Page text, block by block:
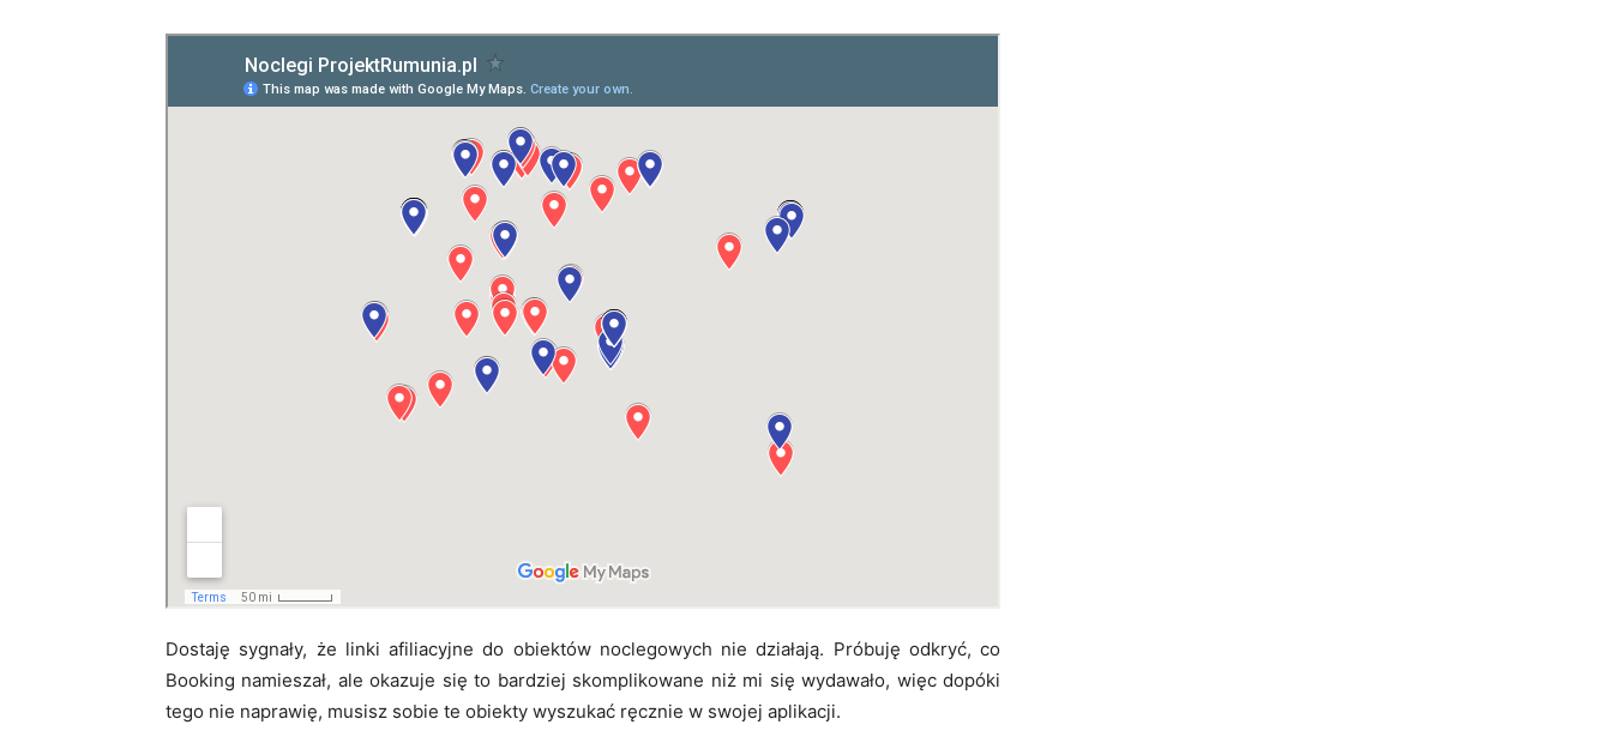
Dostaję sygnały, że linki afiliacyjne do obiektów noclegowych nie działają. Próbuję odkryć, co
Booking namieszał, ale okazuje się to bardziej skomplikowane niż mi się wydawało, więc dopóki
tego nie naprawię, musisz sobie te obiekty wyszukać ręcznie w swojej aplikacji.